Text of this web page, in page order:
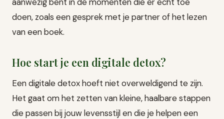
doen, zoals een gesprek met je partner of het lezen
van een boek.
Hoe start je een digitale detox?
Een digitale detox hoeft niet overweldigend te zijn.
Het gaat om het zetten van kleine, haalbare stappen
die passen bij jouw levensstijl en die je helpen een